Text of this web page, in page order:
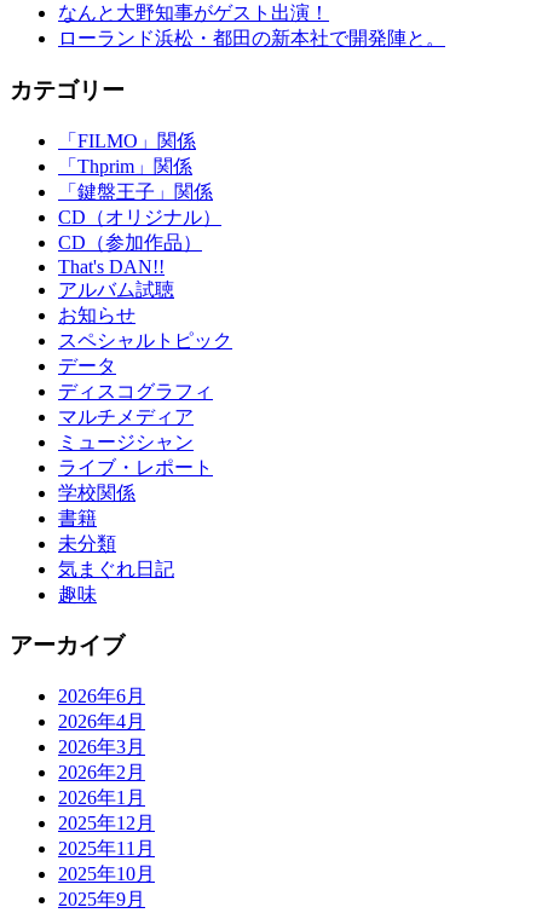
なんと大野知事がゲスト出演！
ローランド浜松・都田の新本社で開発陣と。
カテゴリー
「FILMO」関係
「Thprim」関係
「鍵盤王子」関係
CD（オリジナル）
CD（参加作品）
That's DAN!!
アルバム試聴
お知らせ
スペシャルトピック
データ
ディスコグラフィ
マルチメディア
ミュージシャン
ライブ・レポート
学校関係
書籍
未分類
気まぐれ日記
趣味
アーカイブ
2026年6月
2026年4月
2026年3月
2026年2月
2026年1月
2025年12月
2025年11月
2025年10月
2025年9月